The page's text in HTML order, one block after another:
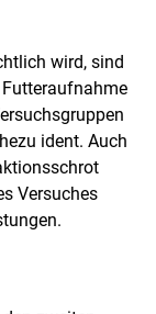
wird, sind
ident. Auch
Versuches